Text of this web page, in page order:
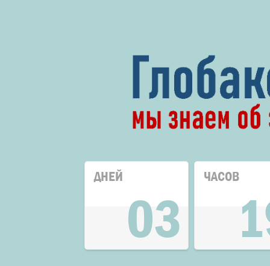
ДНЕЙ
03
ЧАСОВ